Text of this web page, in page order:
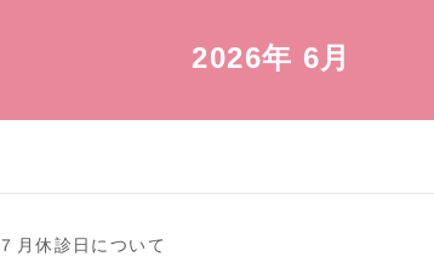
2026年 6月
月休診日について